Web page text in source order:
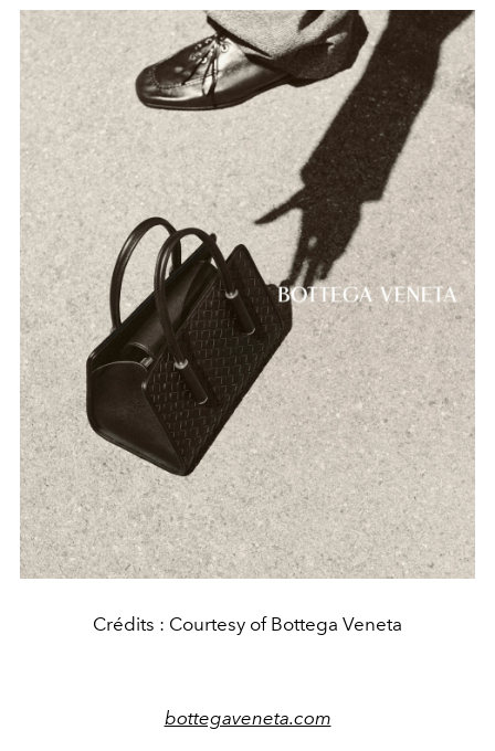
Crédits : Courtesy of Bottega Veneta
bottegaveneta.com